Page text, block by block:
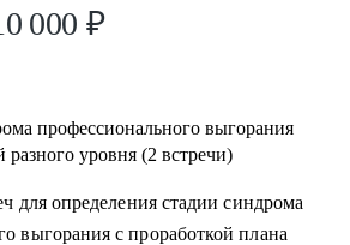
000 ₽
профессионального выгорания
разного уровня (2 встречи)
для определения стадии синдрома
выгорания с проработкой плана